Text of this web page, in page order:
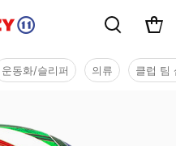
운동화/슬리퍼 의류 클럽 팀